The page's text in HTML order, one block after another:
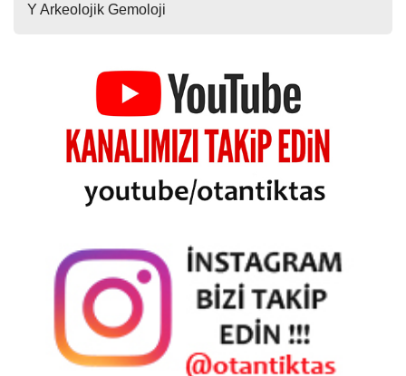
Y Arkeolojik Gemoloji